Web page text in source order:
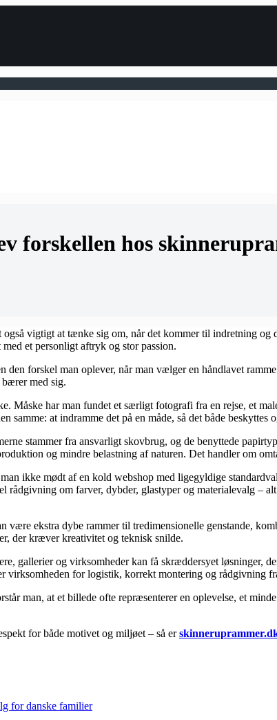
forskellen hos
vigtigt at tænke sig om, når det kommer til indretning og
et personligt aftryk og stor passion.
forskel man oplever, når man vælger en håndlavet
med sig.
Måske har man fundet et særligt fotografi fra en rejse, et
samme: at indramme det på en måde, så det både
stammer fra ansvarligt skovbrug, og de benyttede
og mindre belastning af naturen. Det handler om
ikke mødt af en kold webshop med ligegyldige
om farver, dybder, glastyper og materialevalg –
ekstra dybe rammer til tredimensionelle genstande,
der kræver kreativitet og teknisk snilde.
gallerier og virksomheder kan få skræddersyet løsninger,
for logistik, korrekt montering og rådgivning
man, at et billede ofte repræsenterer en oplevelse, et
for både motivet og miljøet – så er
for danske familier